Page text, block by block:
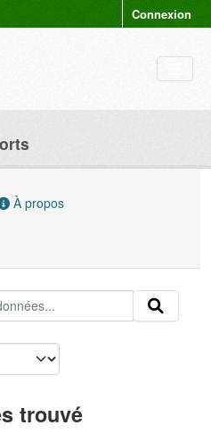
Connexion
À propos
trouvé